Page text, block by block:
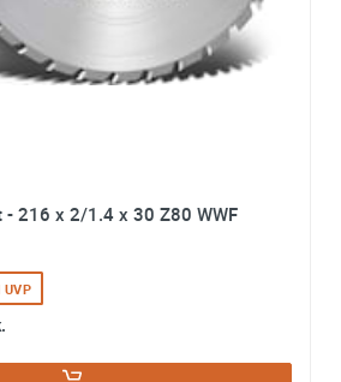
- 216 x 2/1.4 x 30 Z80 WWF
UVP